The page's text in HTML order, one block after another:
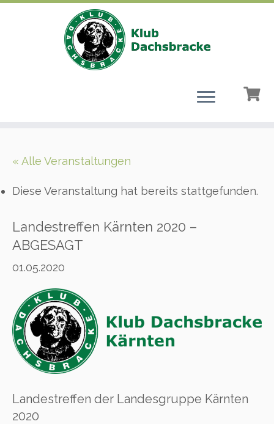
« Alle Veranstaltungen
Diese Veranstaltung hat bereits stattgefunden.
Landestreffen Kärnten 2020 –
ABGESAGT
01.05.2020
Landestreffen der Landesgruppe Kärnten
2020